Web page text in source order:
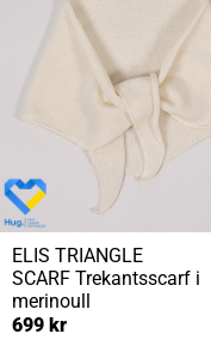
ELIS TRIANGLE
SCARF Trekantsscarf i
merinoull
699 kr